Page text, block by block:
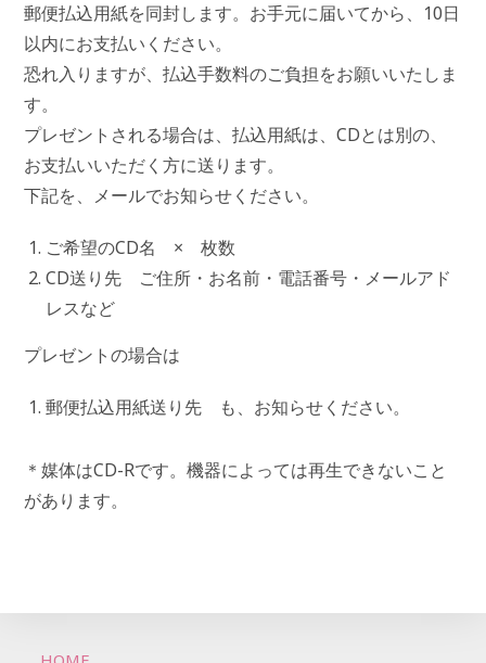
郵便払込用紙を同封します。お手元に届いてから、10日
以内にお支払いください。
恐れ入りますが、払込手数料のご負担をお願いいたしま
す。
プレゼントされる場合は、払込用紙は、CDとは別の、
お支払いいただく方に送ります。
下記を、メールでお知らせください。
ご希望のCD名 × 枚数
CD送り先 ご住所・お名前・電話番号・メールアド
レスなど
プレゼントの場合は
郵便払込用紙送り先 も、お知らせください。
＊媒体はCD-Rです。機器によっては再生できないこと
があります。